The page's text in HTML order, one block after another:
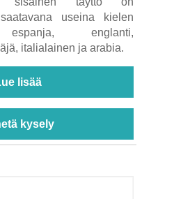
useina kielen
espanja, englanti,
italialainen ja arabia.
lisää
kysely